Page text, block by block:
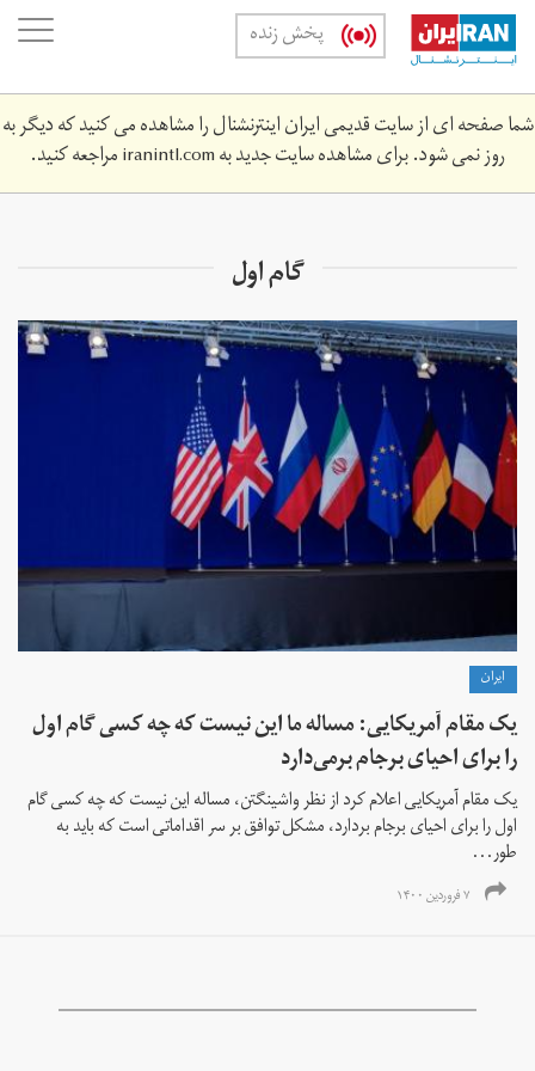
Skip
main
content
پخش زنده
شما صفحه ای از سایت قدیمی ایران اینترنشنال را مشاهده می کنید که دیگر به
روز نمی شود. برای مشاهده سایت جدید بهiranintl.comمراجعه کنید.
گام اول
ايران
یک مقام آمریکایی: مساله ما این نیست که چه کسی گام اول
را برای احیای برجام برمی‌دارد
یک مقام آمریکایی اعلام کرد از نظر واشینگتن، مساله این نیست که چه کسی گام
اول را برای احیای برجام بردارد، مشکل توافق بر سر اقداماتی است که باید به
طور...
۷ فروردین ۱۴۰۰